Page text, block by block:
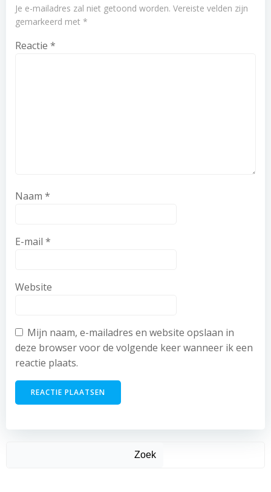
Je e-mailadres zal niet getoond worden. Vereiste velden zijn
gemarkeerd met *
Reactie *
Naam *
E-mail *
Website
Mijn naam, e-mailadres en website opslaan in
deze browser voor de volgende keer wanneer ik een
reactie plaats.
Zoek